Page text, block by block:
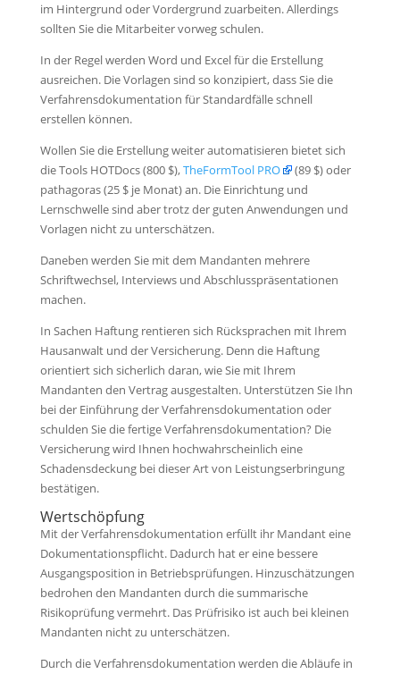
im Hintergrund oder Vordergrund zuarbeiten. Allerdings
sollten Sie die Mitarbeiter vorweg schulen.
In der Regel werden Word und Excel für die Erstellung
ausreichen. Die Vorlagen sind so konzipiert, dass Sie die
Verfahrensdokumentation für Standardfälle schnell
erstellen können.
Wollen Sie die Erstellung weiter automatisieren bietet sich
die Tools HOTDocs (800 $),TheFormTool PRO
(89 $) oder
pathagoras (25 $ je Monat) an. Die Einrichtung und
Lernschwelle sind aber trotz der guten Anwendungen und
Vorlagen nicht zu unterschätzen.
Daneben werden Sie mit dem Mandanten mehrere
Schriftwechsel, Interviews und Abschlusspräsentationen
machen.
In Sachen Haftung rentieren sich Rücksprachen mit Ihrem
Hausanwalt und der Versicherung. Denn die Haftung
orientiert sich sicherlich daran, wie Sie mit Ihrem
Mandanten den Vertrag ausgestalten. Unterstützen Sie Ihn
bei der Einführung der Verfahrensdokumentation oder
schulden Sie die fertige Verfahrensdokumentation? Die
Versicherung wird Ihnen hochwahrscheinlich eine
Schadensdeckung bei dieser Art von Leistungserbringung
bestätigen.
Wertschöpfung
Mit der Verfahrensdokumentation erfüllt ihr Mandant eine
Dokumentationspflicht. Dadurch hat er eine bessere
Ausgangsposition in Betriebsprüfungen. Hinzuschätzungen
bedrohen den Mandanten durch die summarische
Risikoprüfung vermehrt. Das Prüfrisiko ist auch bei kleinen
Mandanten nicht zu unterschätzen.
Durch die Verfahrensdokumentation werden die Abläufe in